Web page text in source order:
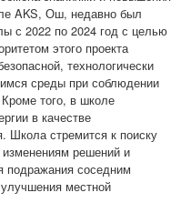
AKS, Ош, недавно был
с 2022 по 2024 год с целью
этого проекта
технологически
среды при соблюдении
того, в школе
в качестве
Школа стремится к поиску
решений и
подражания соседним
местной